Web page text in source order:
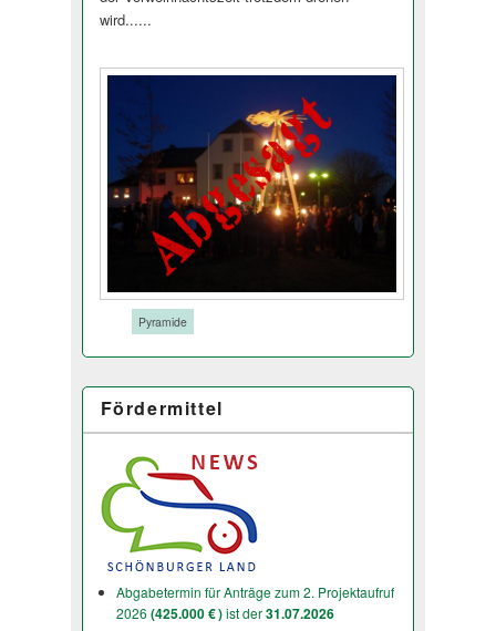
wird......
Pyramide
Fördermittel
Abgabetermin für Anträge zum 2. Projektaufruf
2026 (425.000 € )ist der31.07.2026